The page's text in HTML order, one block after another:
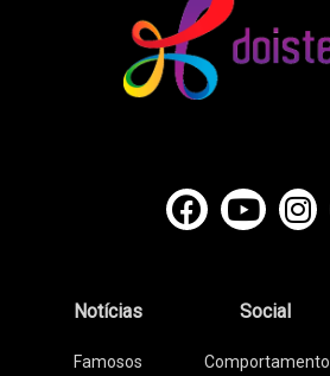
Notícias
Famosos
Social
Comportamento